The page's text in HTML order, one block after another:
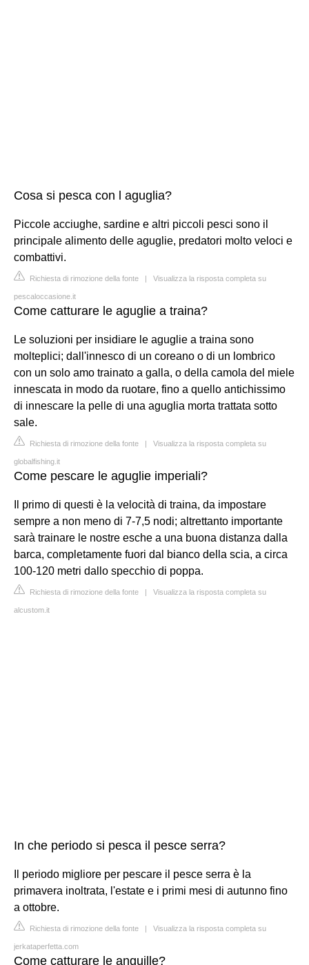
Cosa si pesca con l aguglia?
Piccole acciughe, sardine e altri piccoli pesci sono il
principale alimento delle aguglie, predatori molto veloci e
combattivi.
Richiesta di rimozione della fonte | Visualizza la risposta completa su
pescaloccasione.it
Come catturare le aguglie a traina?
Le soluzioni per insidiare le aguglie a traina sono
molteplici; dall'innesco di un coreano o di un lombrico
con un solo amo trainato a galla, o della camola del miele
innescata in modo da ruotare, fino a quello antichissimo
di innescare la pelle di una aguglia morta trattata sotto
sale.
Richiesta di rimozione della fonte | Visualizza la risposta completa su
globalfishing.it
Come pescare le aguglie imperiali?
Il primo di questi è la velocità di traina, da impostare
sempre a non meno di 7-7,5 nodi; altrettanto importante
sarà trainare le nostre esche a una buona distanza dalla
barca, completamente fuori dal bianco della scia, a circa
100-120 metri dallo specchio di poppa.
Richiesta di rimozione della fonte | Visualizza la risposta completa su
alcustom.it
In che periodo si pesca il pesce serra?
Il periodo migliore per pescare il pesce serra è la
primavera inoltrata, l'estate e i primi mesi di autunno fino
a ottobre.
Richiesta di rimozione della fonte | Visualizza la risposta completa su
jerkataperfetta.com
Come catturare le anguille?